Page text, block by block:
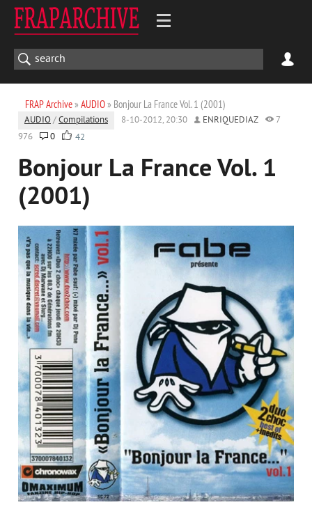
FRAP Archive» AUDIO» Bonjour La France Vol. 1 (2001)
AUDIO /Compilations 8-10-2012, 20:30 ENRIQUEDIAZ
7
976
0 42
Bonjour La France Vol. 1
(2001)